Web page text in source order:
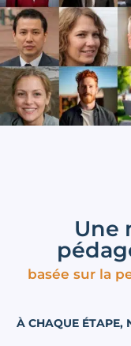
Une
basée sur la
À CHAQUE ÉTAPE,